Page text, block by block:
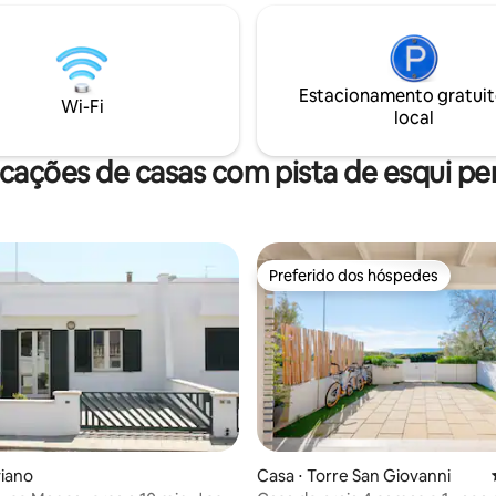
paz de um apartamento à sua
não está faltando.
chuveiro privativo ao ar livre recanto de
gás forno elétrico ventilado forno de
micro-ondas Máquina de lavar
Wi-Fi
Estacionamento
local
de casas com pista de esqui
Preferido dos hóspedes
Preferido dos hóspedes
Casa ⋅ Torre San Giovanni